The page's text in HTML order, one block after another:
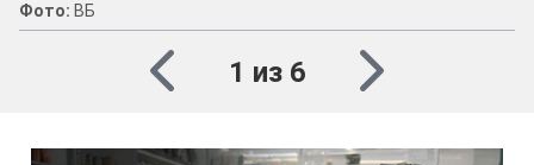
Фото: ВБ
1 из 6